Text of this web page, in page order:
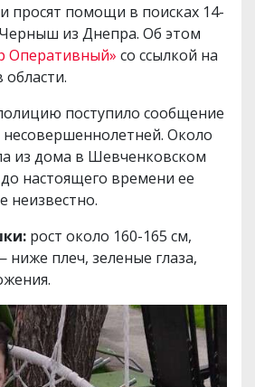
просят помощи в поисках 14-
из Днепра. Об этом
Оперативный» со ссылкой на
поступило сообщение
Около
из дома в Шевченковском
настоящего времени ее
неизвестно.
рост около 160-165 см,
плеч, зеленые глаза,